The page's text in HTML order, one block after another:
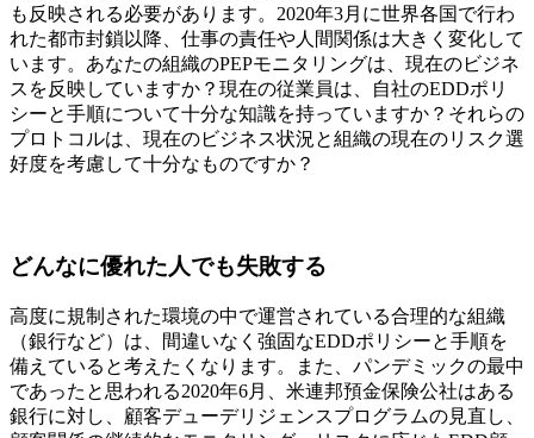
も反映される必要があります。2020年3月に世界各国で行わ
れた都市封鎖以降、仕事の責任や人間関係は大きく変化して
います。あなたの組織のPEPモニタリングは、現在のビジネ
スを反映していますか？現在の従業員は、自社のEDDポリ
シーと手順について十分な知識を持っていますか？それらの
プロトコルは、現在のビジネス状況と組織の現在のリスク選
好度を考慮して十分なものですか？
どんなに優れた人でも失敗する
高度に規制された環境の中で運営されている合理的な組織
（銀行など）は、間違いなく強固なEDDポリシーと手順を
備えていると考えたくなります。また、パンデミックの最中
であったと思われる2020年6月、米連邦預金保険公社はある
銀行に対し、顧客デューデリジェンスプログラムの見直し、